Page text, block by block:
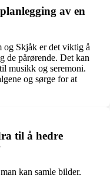
av en
og Skjåk er det viktig å
de pårørende. Det kan
musikk og seremoni.
og sørge for at
til å hedre
kan samle bilder,